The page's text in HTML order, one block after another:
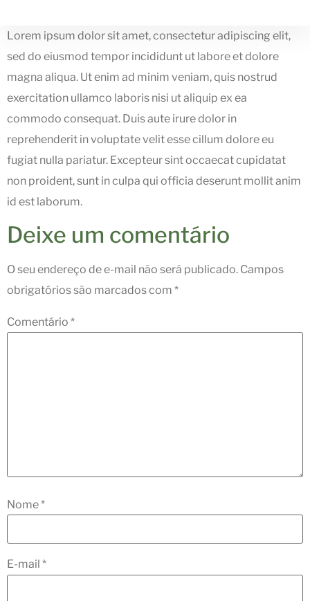
Lorem ipsum dolor sit amet, consectetur adipiscing elit,
sed do eiusmod tempor incididunt ut labore et dolore
magna aliqua. Ut enim ad minim veniam, quis nostrud
exercitation ullamco laboris nisi ut aliquip ex ea
commodo consequat. Duis aute irure dolor in
reprehenderit in voluptate velit esse cillum dolore eu
fugiat nulla pariatur. Excepteur sint occaecat cupidatat
non proident, sunt in culpa qui officia deserunt mollit anim
id est laborum.
Deixe um comentário
O seu endereço de e-mail não será publicado. Campos
obrigatórios são marcados com *
Comentário *
Nome*
E-mail *